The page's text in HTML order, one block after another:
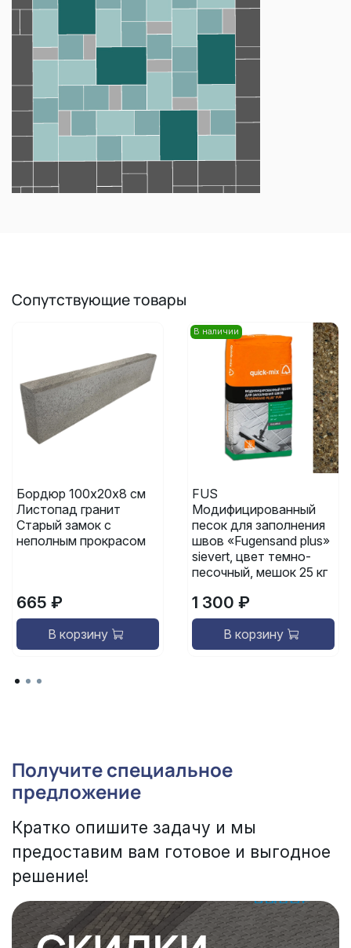
Сопутствующие товары
Бордюр 100х20х8 см
Листопад гранит
Старый замок с
неполным прокрасом
665 ₽
В корзину
В наличии
FUS
Модифицированный
песок для заполнения
швов «Fugensand plus»
sievert, цвет темно-
песочный, мешок 25 кг
1 300 ₽
В корзину
Получите специальное
предложение
Кратко опишите задачу и мы
предоставим вам готовое и выгодное
решение!